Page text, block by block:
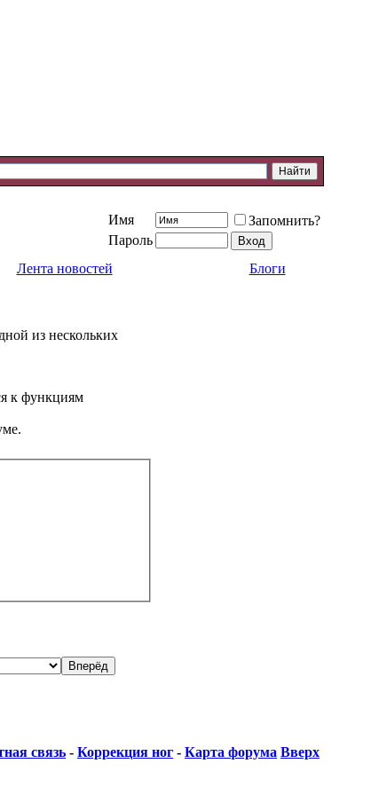
Имя
Запомнить?
Пароль
Лента новостей Блоги
из нескольких
к функциям
связь - Коррекция ног - Карта форума Вверх